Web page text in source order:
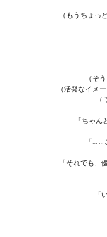
Расширенная
Doom 3
X2 - The Threat
Quake III Arena
Star Trek
Sacred Gold
（もうちょっ
（そ
（活発なイメ
「ちゃ
「……
「それでも、
「